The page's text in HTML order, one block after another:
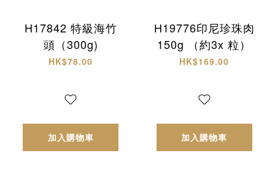
H17842 特級海竹
頭（300g)
HK$78.00
加入購物車
H19776印尼珍珠肉
150g （約3x 粒）
HK$169.00
加入購物車